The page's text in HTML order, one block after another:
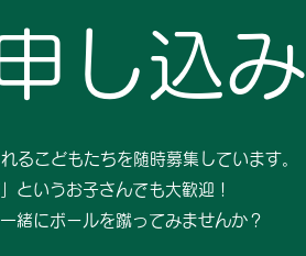
し込み
るこどもたちを随時募集しています。
というお子さんでも大歓迎！
緒にボールを蹴ってみませんか？